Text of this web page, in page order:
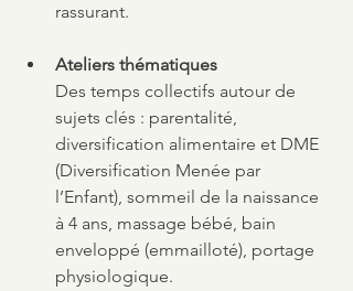
rassurant.
Ateliers thématiques
Des temps collectifs autour de
sujets clés : parentalité,
diversification alimentaire et DME
(Diversification Menée par
l’Enfant), sommeil de la naissance
à 4 ans, massage bébé, bain
enveloppé (emmailloté), portage
physiologique.